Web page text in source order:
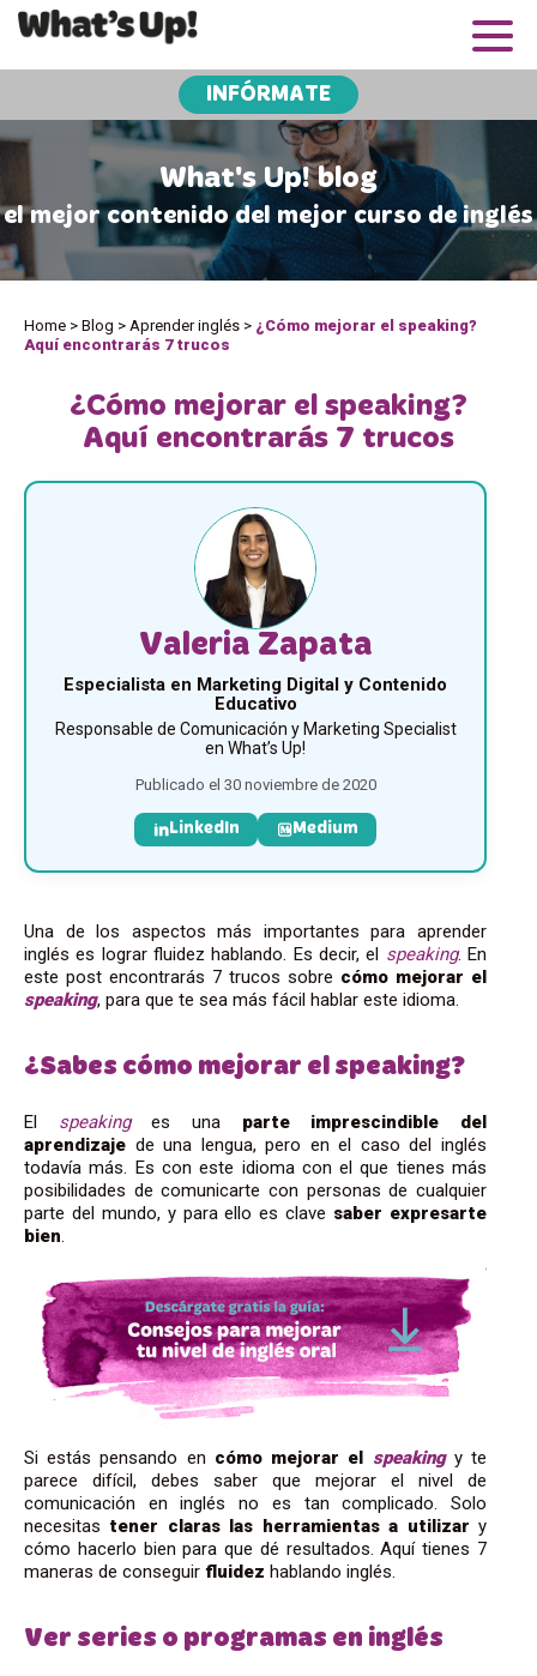
INFÓRMATE
What's Up! blog
el mejor contenido del mejor curso de inglés
Home > Blog > Aprender inglés > ¿Cómo mejorar el speaking?
Aquí encontrarás 7 trucos
¿Cómo mejorar el speaking?
Aquí encontrarás 7 trucos
Valeria Zapata
Especialista en Marketing Digital y Contenido
Educativo
Responsable de Comunicación y Marketing Specialist
en What’s Up!
Publicado el 30 noviembre de 2020
LinkedIn Medium
Una de los aspectos más importantes para aprender
inglés es lograr fluidez hablando. Es decir, el speaking. En
este post encontrarás 7 trucos sobre cómo mejorar el
speaking, para que te sea más fácil hablar este idioma.
¿Sabes cómo mejorar el speaking?
El speakinges una parte imprescindible del
aprendizaje de una lengua, pero en el caso del inglés
todavía más. Es con este idioma con el que tienes más
posibilidades de comunicarte con personas de cualquier
parte del mundo, y para ello es clave saber expresarte
bien
Si estás pensando en cómo mejorar el speakingy te
parece difícil, debes saber que mejorar el nivel de
comunicación en inglés no es tan complicado. Solo
necesitas tener claras las herramientas a utilizar y
cómo hacerlo bien para que dé resultados. Aquí tienes 7
maneras de conseguir fluidez hablando inglés.
Ver series o programas en inglés